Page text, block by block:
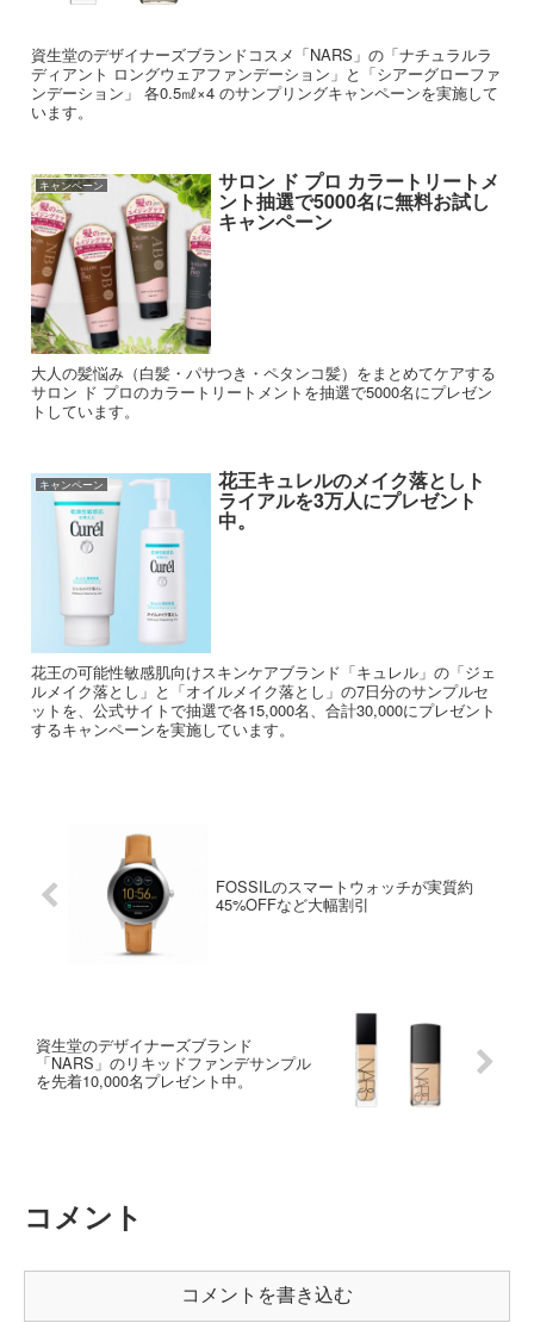
資生堂のデザイナーズブランドコスメ「NARS」の「ナチュラルラ
ディアント ロングウェアファンデーション」と「シアーグローファ
ンデーション」 各0.5㎖×4 のサンプリングキャンペーンを実施して
います。
キャンペーン サロン ド プロ カラートリートメ
ント抽選で5000名に無料お試し
キャンペーン
大人の髪悩み（白髪・パサつき・ペタンコ髪）をまとめてケアする
サロン ド プロのカラートリートメントを抽選で5000名にプレゼン
トしています。
キャンペーン 花王キュレルのメイク落としト
ライアルを3万人にプレゼント
中。
花王の可能性敏感肌向けスキンケアブランド「キュレル」の「ジェ
ルメイク落とし」と「オイルメイク落とし」の7日分のサンプルセ
ットを、公式サイトで抽選で各15,000名、合計30,000にプレゼント
するキャンペーンを実施しています。
FOSSILのスマートウォッチが実質約
45%OFFなど大幅割引
資生堂のデザイナーズブランド
「NARS」のリキッドファンデサンプル
を先着10,000名プレゼント中。
コメント
コメントを書き込む